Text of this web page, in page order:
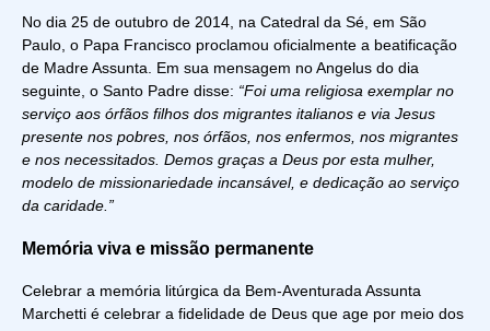
No dia 25 de outubro de 2014, na Catedral da Sé, em São
Paulo, o Papa Francisco proclamou oficialmente a beatificação
de Madre Assunta. Em sua mensagem no Angelus do dia
seguinte, o Santo Padre disse: “Foi uma religiosa exemplar no
serviço aos órfãos filhos dos migrantes italianos e via Jesus
presente nos pobres, nos órfãos, nos enfermos, nos migrantes
e nos necessitados. Demos graças a Deus por esta mulher,
modelo de missionariedade incansável, e dedicação ao serviço
da caridade.”
Memória viva e missão permanente
Celebrar a memória litúrgica da Bem-Aventurada Assunta
Marchetti é celebrar a fidelidade de Deus que age por meio dos